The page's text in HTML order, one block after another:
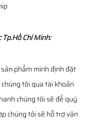
Chí Minh:
phẩm mình định đặt
tôi qua tài khoản
chúng tôi sẽ để quý
chúng tôi sẽ hỗ trợ vận